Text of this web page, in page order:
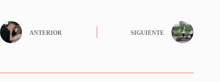
ANTERIOR SIGUIENTE